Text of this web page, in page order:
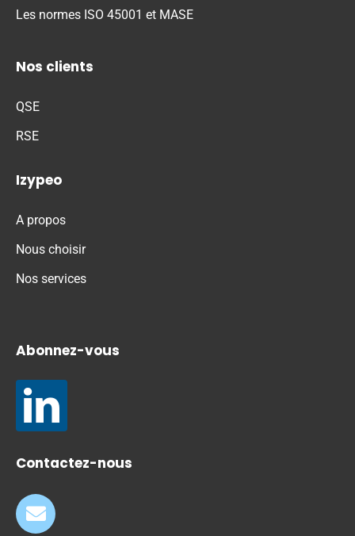
Les normes ISO 45001 et MASE
Nos clients
QSE
RSE
Izypeo
A propos
Nous choisir
Nos services
Abonnez-vous
Contactez-nous